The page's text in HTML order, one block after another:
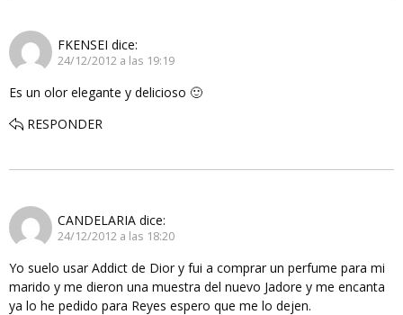
FKENSEI dice:
24/12/2012 a las 19:19
Es un olor elegante y delicioso 🙂
RESPONDER
CANDELARIA dice:
24/12/2012 a las 18:20
Yo suelo usar Addict de Dior y fui a comprar un perfume para mi
marido y me dieron una muestra del nuevo Jadore y me encanta
ya lo he pedido para Reyes espero que me lo dejen.